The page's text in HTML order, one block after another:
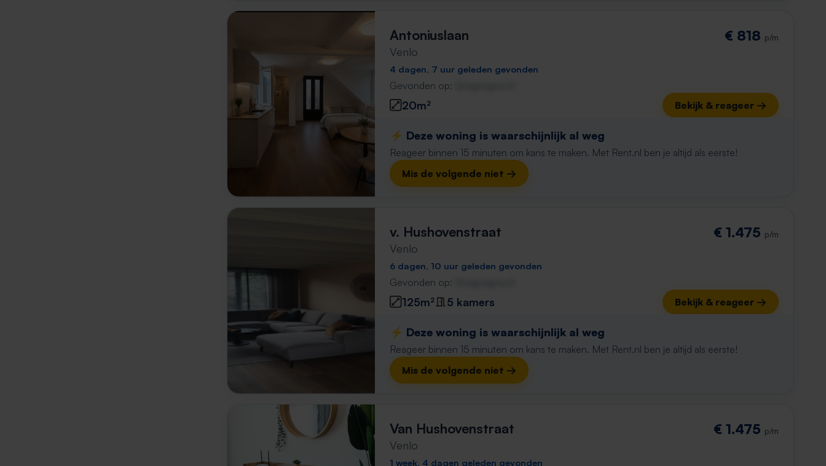
Antoniuslaan
Venlo
€ 818 p/m
4 dagen, 7 uur geleden gevonden
Gevonden op:
20m² Bekijk & reageer →
⚡️ Deze woning is waarschijnlijk al weg
Reageer binnen 15 minuten om kans te maken. Met Rent.nl ben je altijd als eerste!
Mis de volgende niet →
v. Hushovenstraat
Venlo
€ 1.475 p/m
6 dagen, 10 uur geleden gevonden
Gevonden op:
125m² 5 kamers Bekijk & reageer →
⚡️ Deze woning is waarschijnlijk al weg
Reageer binnen 15 minuten om kans te maken. Met Rent.nl ben je altijd als eerste!
Mis de volgende niet →
Van Hushovenstraat
Venlo
€ 1.475 p/m
1 week, 4 dagen geleden gevonden